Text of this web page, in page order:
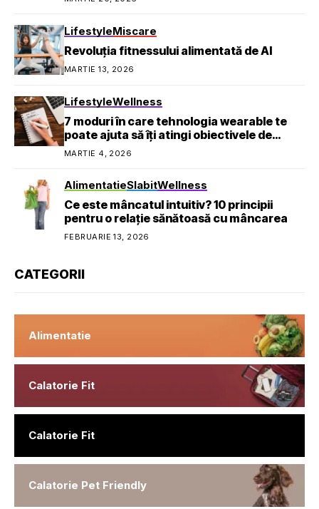
LifestyleMiscare
Revoluția fitnessului alimentată de AI
MARTIE 13, 2026
LifestyleWellness
7 moduri în care tehnologia wearable te
poate ajuta să îți atingi obiectivele de
sănătate
MARTIE 4, 2026
AlimentatieSlabitWellness
Ce este mâncatul intuitiv? 10 principii
pentru o relație sănătoasă cu mâncarea
FEBRUARIE 13, 2026
CATEGORII
Alimentatie
Calatorie Fit
Calatorie Fit
Calatorie Pet Friendly